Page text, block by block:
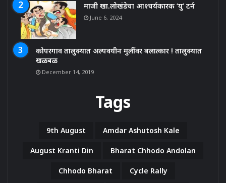
माजी खा.लोखंडेचा आश्चर्यकारक ‘यु’ टर्न
June 6, 2024
कोपरगाव तालुक्यात अल्पवयीन मुलींवर बलात्कार ! तालुक्यात
खळबळ
December 14, 2019
Tags
9th August Amdar Ashutosh Kale
August Kranti Din Bharat Chhodo Andolan
Chhodo Bharat Cycle Rally